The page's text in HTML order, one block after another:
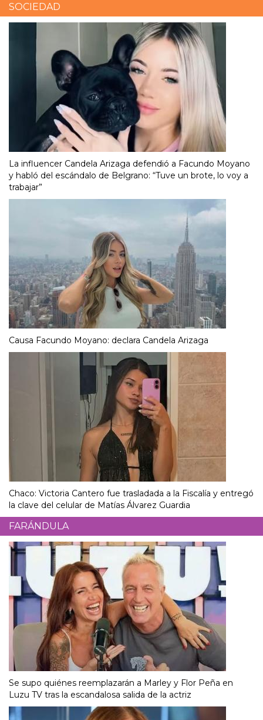
SOCIEDAD
La influencer Candela Arizaga defendió a Facundo Moyano
y habló del escándalo de Belgrano: “Tuve un brote, lo voy a
trabajar”
Causa Facundo Moyano: declara Candela Arizaga
Chaco: Victoria Cantero fue trasladada a la Fiscalía y entregó
la clave del celular de Matías Álvarez Guardia
FARÁNDULA
Se supo quiénes reemplazarán a Marley y Flor Peña en
Luzu TV tras la escandalosa salida de la actriz